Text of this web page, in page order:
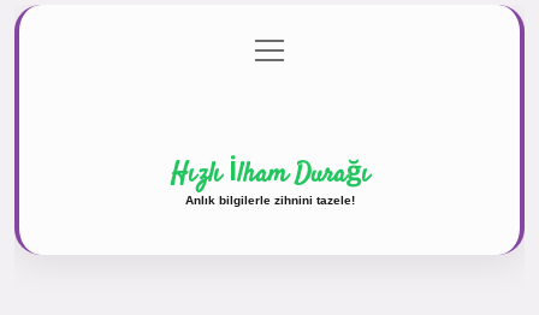
Gizlilik Politikası
menüyü
aç
Hızlı İlham Durağı
Anlık bilgilerle zihnini tazele!